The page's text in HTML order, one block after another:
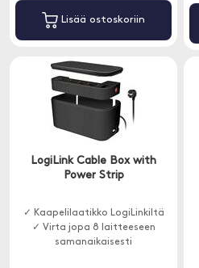
Lisää ostoskoriin
LogiLink Cable Box with
Power Strip
✓ Kaapelilaatikko LogiLinkiltä
✓ Virta jopa 8 laitteeseen
samanaikaisesti